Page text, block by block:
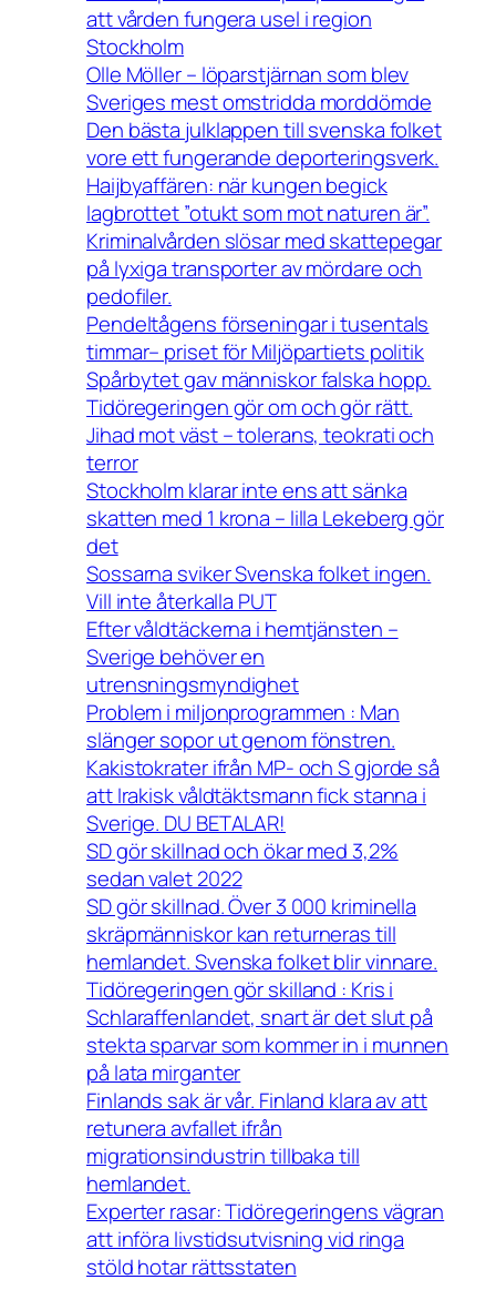
att vården fungera usel i region
Stockholm
Olle Möller – löparstjärnan som blev
Sveriges mest omstridda morddömde
Den bästa julklappen till svenska folket
vore ett fungerande deporteringsverk.
Haijbyaffären: när kungen begick
lagbrottet ”otukt som mot naturen är”.
Kriminalvården slösar med skattepegar
på lyxiga transporter av mördare och
pedofiler.
Pendeltågens förseningar i tusentals
timmar– priset för Miljöpartiets politik
Spårbytet gav människor falska hopp.
Tidöregeringen gör om och gör rätt.
Jihad mot väst – tolerans, teokrati och
terror
Stockholm klarar inte ens att sänka
skatten med 1 krona – lilla Lekeberg gör
det
Sossarna sviker Svenska folket ingen.
Vill inte återkalla PUT
Efter våldtäckerna i hemtjänsten –
Sverige behöver en
utrensningsmyndighet
Problem i miljonprogrammen : Man
slänger sopor ut genom fönstren.
Kakistokrater ifrån MP- och S gjorde så
att Irakisk våldtäktsmann fick stanna i
Sverige. DU BETALAR!
SD gör skillnad och ökar med 3,2%
sedan valet 2022
SD gör skillnad. Över 3 000 kriminella
skräpmänniskor kan returneras till
hemlandet. Svenska folket blir vinnare.
Tidöregeringen gör skilland : Kris i
Schlaraffenlandet, snart är det slut på
stekta sparvar som kommer in i munnen
på lata mirganter
Finlands sak är vår. Finland klara av att
retunera avfallet ifrån
migrationsindustrin tillbaka till
hemlandet.
Experter rasar: Tidöregeringens vägran
att införa livstidsutvisning vid ringa
stöld hotar rättsstaten